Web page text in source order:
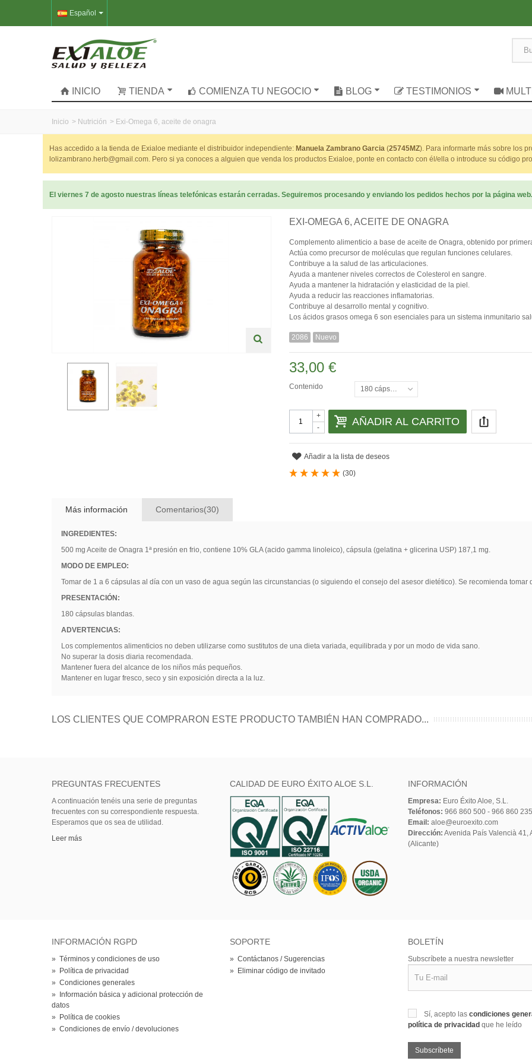
Español
INICIO TIENDA COMIENZA TU NEGOCIO BLOG TESTIMONIOS
Inicio > Nutrición > Exi-Omega 6, aceite de onagra
Has accedido a la tienda de Exialoe mediante el distribuidor independiente: Manuela Zambrano Garcia (25745MZ). Para informarte más sobre los
lolizambrano.herb@gmail.com. Pero si ya conoces a alguien que venda los productos Exialoe, ponte en contacto con él/ella o introduce su código
El viernes 7 de agosto nuestras líneas telefónicas estarán cerradas. Seguiremos procesando y enviando los pedidos hechos por la página
EXI-OMEGA 6, ACEITE DE ONAGRA
Complemento alimenticio a base de aceite de Onagra, obtenido por
Actúa como precursor de moléculas que regulan funciones celulares.
Contribuye a la salud de las articulaciones.
Ayuda a mantener niveles correctos de Colesterol en sangre.
Ayuda a mantener la hidratación y elasticidad de la piel.
Ayuda a reducir las reacciones inflamatorias.
Contribuye al desarrollo mental y cognitivo.
Los ácidos grasos omega 6 son esenciales para un sistema inmunitario
2086 Nuevo
33,00 €
Contenido 180 cápsulas
-
+ AÑADIR AL CARRITO
Añadir a la lista de deseos
(30)
Más información Comentarios(30)
INGREDIENTES:
500 mg Aceite de Onagra 1ª presión en frio, contiene 10% GLA (acido gamma linoleico), cápsula (gelatina + glicerina USP) 187,1 mg.
MODO DE EMPLEO:
Tomar de 1 a 6 cápsulas al día con un vaso de agua según las circunstancias (o siguiendo el consejo del asesor dietético). Se recomienda tomar
PRESENTACIÓN:
180 cápsulas blandas.
ADVERTENCIAS:
Los complementos alimenticios no deben utilizarse como sustitutos de una dieta variada, equilibrada y por un modo de vida sano.
No superar la dosis diaria recomendada.
Mantener fuera del alcance de los niños más pequeños.
Mantener en lugar fresco, seco y sin exposición directa a la luz.
LOS CLIENTES QUE COMPRARON ESTE PRODUCTO TAMBIÉN HAN COMPRADO...
PREGUNTAS FRECUENTES
A continuación tenéis una serie de preguntas
frecuentes con su correspondiente respuesta.
Esperamos que os sea de utilidad.
Leer más
CALIDAD DE EURO ÉXITO ALOE S.L. INFORMACIÓN
Empresa: Euro Éxito Aloe, S.L.
Teléfonos: 966 860 500 - 966 860 235
Email: aloe@euroexito.com
Dirección: Avenida País Valencià 41,
(Alicante)
INFORMACIÓN RGPD
» Términos y condiciones de uso
» Política de privacidad
» Condiciones generales
» Información básica y adicional protección de
datos
» Política de cookies
» Condiciones de envío / devoluciones
SOPORTE
» Contáctanos / Sugerencias
» Eliminar código de invitado
BOLETÍN
Subscríbete a nuestra newsletter
Sí, acepto las condiciones
política de privacidad que he leído
Subscríbete